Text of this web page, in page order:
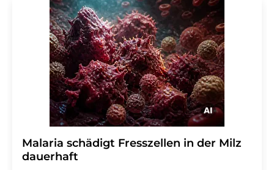
Malaria schädigt Fresszellen in der Milz
dauerhaft